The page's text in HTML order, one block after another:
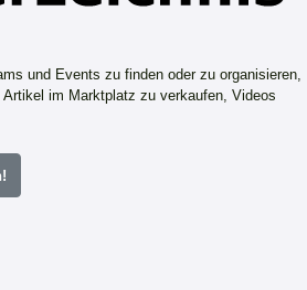
und Events zu finden oder zu organisieren,
im Marktplatz zu verkaufen, Videos